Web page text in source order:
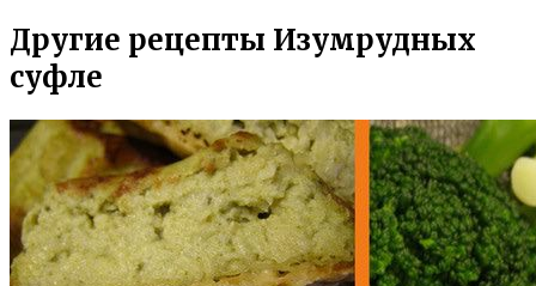
Другие рецепты Изумрудных
суфле